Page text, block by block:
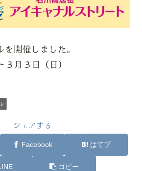
を開催しました。
３月３日（日）
シェアする
Facebook はてブ
コピー